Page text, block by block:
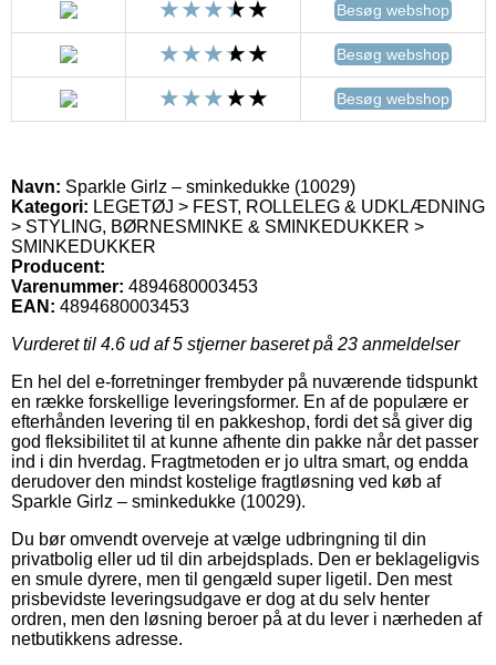
Besøg webshop
Besøg webshop
Besøg webshop
Navn: Sparkle Girlz – sminkedukke (10029)
Kategori: LEGETØJ > FEST, ROLLELEG & UDKLÆDNING
> STYLING, BØRNESMINKE & SMINKEDUKKER >
SMINKEDUKKER
Producent:
Varenummer: 4894680003453
EAN: 4894680003453
Vurderet til 4.6 ud af 5 stjerner baseret på 23 anmeldelser
En hel del e-forretninger frembyder på nuværende tidspunkt
en række forskellige leveringsformer. En af de populære er
efterhånden levering til en pakkeshop, fordi det så giver dig
god fleksibilitet til at kunne afhente din pakke når det passer
ind i din hverdag. Fragtmetoden er jo ultra smart, og endda
derudover den mindst kostelige fragtløsning ved køb af
Sparkle Girlz – sminkedukke (10029).
Du bør omvendt overveje at vælge udbringning til din
privatbolig eller ud til din arbejdsplads. Den er beklageligvis
en smule dyrere, men til gengæld super ligetil. Den mest
prisbevidste leveringsudgave er dog at du selv henter
ordren, men den løsning beroer på at du lever i nærheden af
netbutikkens adresse.